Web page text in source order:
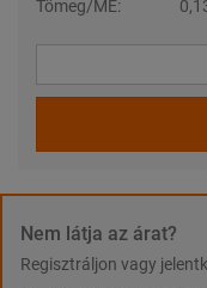
Tömeg/ME:
Nem látja az árat?
Regisztráljon vagy